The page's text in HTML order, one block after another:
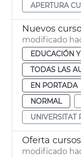
APERTURA
Nuevos
modificado
EDUCACIÓN
TODAS LAS
EN PORTADA
NORMAL
UNIVERSITAT
modificado